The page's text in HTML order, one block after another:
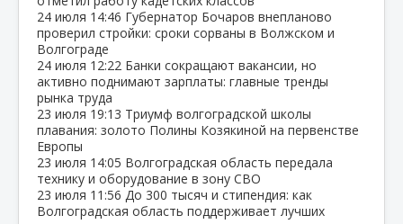
24 июля 14:46 Губернатор Бочаров внепланово
проверил стройки: сроки сорваны в Волжском и
Волгограде
24 июля 12:22 Банки сокращают вакансии, но
активно поднимают зарплаты: главные тренды
рынка труда
23 июля 19:13 Триумф волгоградской школы
плавания: золото Полины Козякиной на первенстве
Европы
23 июля 14:05 Волгоградская область передала
технику и оборудование в зону СВО
23 июля 11:56 До 300 тысяч и стипендия: как
Волгоградская область поддерживает лучших